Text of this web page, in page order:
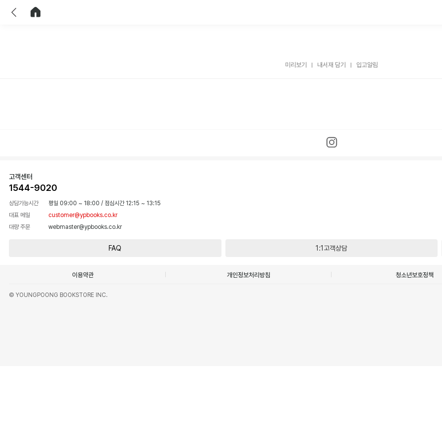
미리보기 내서재 담기 입고알림
고객센터
1544-9020
상담가능시간 평일 09:00 ~ 18:00 / 점심시간 12:15 ~ 13:15
대표 메일
customer@ypbooks.co.kr
대량 주문
webmaster@ypbooks.co.kr
FAQ 1:1고객상담
이용약관 개인정보처리방침 청소년보호정책
© YOUNGPOONG BOOKSTORE INC.